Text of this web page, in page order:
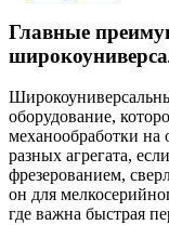
Главные
оборудование,
механообработки на
разных агрегата,
фрезерованием,
он для
где важна быстрая